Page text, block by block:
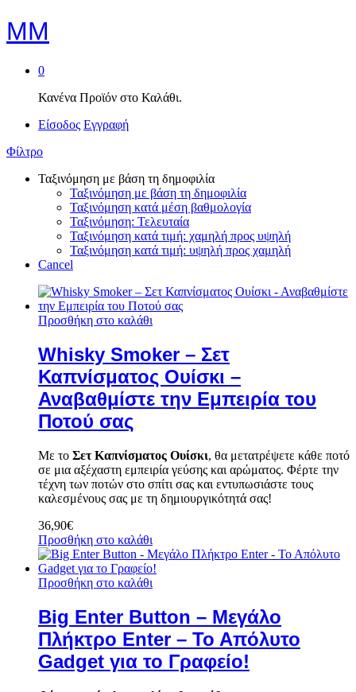
MM
0
Κανένα Προϊόν στο Καλάθι.
Είσοδος Εγγραφή
Φίλτρο
Ταξινόμηση με βάση τη δημοφιλία
Ταξινόμηση με βάση τη δημοφιλία
Ταξινόμηση κατά μέση βαθμολογία
Ταξινόμηση: Τελευταία
Ταξινόμηση κατά τιμή: χαμηλή προς υψηλή
Ταξινόμηση κατά τιμή: υψηλή προς χαμηλή
Cancel
Προσθήκη στο καλάθι
Whisky Smoker – Σετ
Καπνίσματος Ουίσκι –
Αναβαθμίστε την Εμπειρία του
Ποτού σας
Με το Σετ Καπνίσματος Ουίσκι, θα μετατρέψετε κάθε ποτό
σε μια αξέχαστη εμπειρία γεύσης και αρώματος. Φέρτε την
τέχνη των ποτών στο σπίτι σας και εντυπωσιάστε τους
καλεσμένους σας με τη δημιουργικότητά σας!
36,90€
Προσθήκη στο καλάθι
Προσθήκη στο καλάθι
Big Enter Button – Μεγάλο
Πλήκτρο Enter – Το Απόλυτο
Gadget για το Γραφείο!